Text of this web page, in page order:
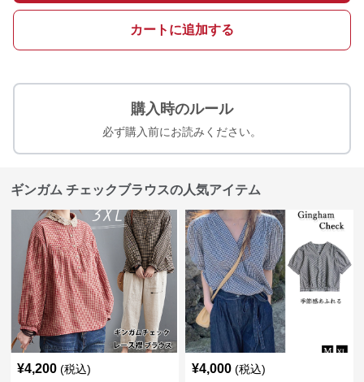
カートに追加する
購入時のルール
必ず購入前にお読みください。
ギンガム チェックブラウスの人気アイテム
¥4,200 (税込) ¥4,000 (税込)